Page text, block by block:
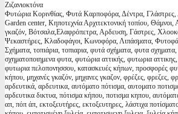
Ζιζανιοκτόνα
Φυτώρια Κορινθίας, Φυτά Καρποφόρα, Δέντρα,
Garden center, Κηποτεχνία Αρχιτεκτονική τοπίου,
γκαζόν, Βότσαλα,Ελαφρόπετρα, Αρδευση, Γάστρες,
Ψεκαστήρες, Κλαδοφάγοι, Κωνοφόρα, Λιπάσματα,
Σχήματα, τοπιάρια, τοπιαρια, φυτά σχήματα, φυτα
σχηματοποιημενα φυτα, φυτώρια αττικής, φυτωρια
φυτωρια πελοπονησσου, κατασκευές κήπων, προσφορές
κήπου, μηχανές γκαζόν, μηχανες γκαζον, φρέζες, φρεζες,
αρδευτικά, αρδευτικα, αυτόματο πότισμα, αυτοματο
αρδευτικα δικτυα, πότισμα κήπου, ποτισμα κηπου,
απ, πόπ άπ, εκτοξευτήρες, εκτοξευτηρες, λάστιχα